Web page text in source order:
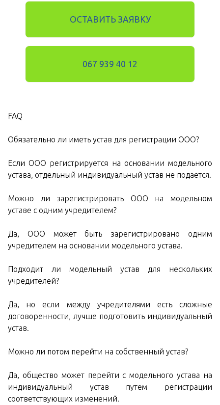
ОСТАВИТЬ ЗАЯВКУ
067 939 40 12
FAQ
Обязательно ли иметь устав для регистрации ООО?
Если ООО регистрируется на основании модельного
устава, отдельный индивидуальный устав не подается.
Можно ли зарегистрировать ООО на модельном
уставе с одним учредителем?
Да, ООО может быть зарегистрировано одним
учредителем на основании модельного устава.
Подходит ли модельный устав для нескольких
учредителей?
Да, но если между учредителями есть сложные
договоренности, лучше подготовить индивидуальный
устав.
Можно ли потом перейти на собственный устав?
Да, общество может перейти с модельного устава на
индивидуальный устав путем регистрации
соответствующих изменений.